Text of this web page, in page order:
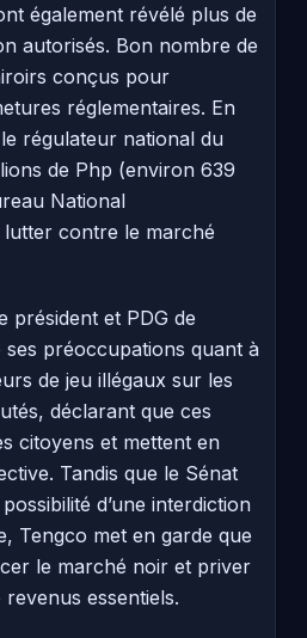
également révélé plus de
autorisés. Bon nombre de
conçus pour
réglementaires. En
régulateur national du
de Php (environ 639
National
lutter contre le marché
président et PDG de
ses préoccupations quant à
de jeu illégaux sur les
déclarant que ces
citoyens et mettent en
Tandis que le Sénat
d’une interdiction
Tengco met en garde que
le marché noir et priver
essentiels.